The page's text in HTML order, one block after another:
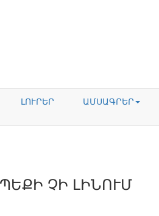
ԼՈՒՐԵՐ ԱՄՍԱԳՐԵՐ
ՉԻ ԼԻՆՈՒՄ